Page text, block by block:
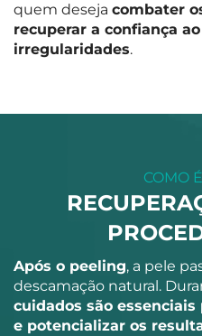
quem deseja combater
recuperar a confiança
irregularidades.
COMO
Após o peeling, a pele
descamação natural.
cuidados são
e potencializar os